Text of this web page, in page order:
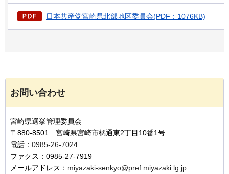
日本共産党宮崎県北部地区委員会(PDF：1076KB)
お問い合わせ
宮崎県選挙管理委員会
〒880-8501 宮崎県宮崎市橘通東2丁目10番1号
電話： 0985-26-7024
ファクス：0985-27-7919
メールアドレス： miyazaki-senkyo@pref.miyazaki.lg.jp